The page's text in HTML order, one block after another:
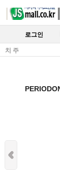
로그인
치 주